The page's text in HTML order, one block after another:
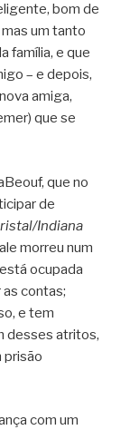
bom de
um tanto
família, e que
– e depois,
amiga,
que se
que no
de
Indiana
morreu num
ocupada
contas;
e tem
desses atritos,
prisão
com um